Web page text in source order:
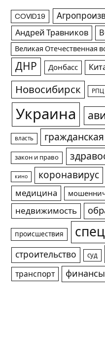
COVID19
Андрей Травников
Великая Отечественная
ДНР Донбасс
Новосибирск РПЦ
Украина
власть
закон и право
кино коронавирус
медицина
недвижимость
происшествия
строительство суд
транспорт финансы